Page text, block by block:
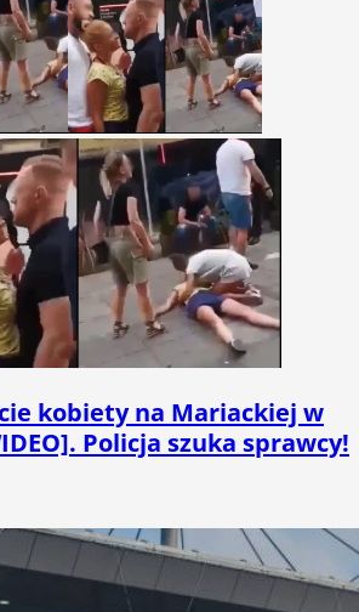
kobiety na Mariackiej w
Policja szuka sprawcy!